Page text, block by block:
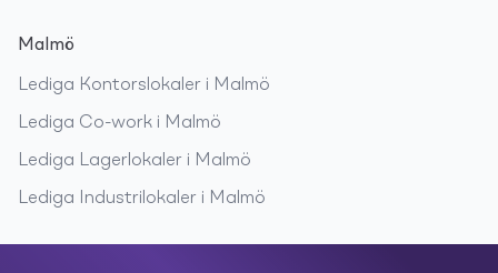
Malmö
Lediga Kontorslokaler i Malmö
Lediga Co-work i Malmö
Lediga Lagerlokaler i Malmö
Lediga Industrilokaler i Malmö